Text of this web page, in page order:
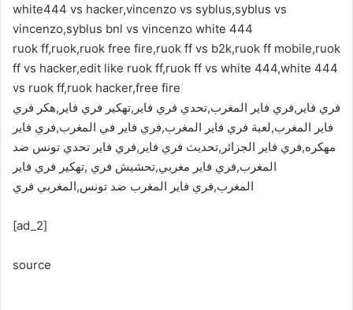
white444 vs hacker,vincenzo vs syblus,syblus vs
vincenzo,syblus bnl vs vincenzo white 444
ruok ff,ruok,ruok free fire,ruok ff vs b2k,ruok ff mobile,ruok
ff vs hacker,edit like ruok ff,ruok ff vs white 444,white 444
vs ruok ff,ruok hacker,free fire
فري فاير,فري فاير المغرب,تحدي فري فاير,تهكير فري فاير,هكر فري
فاير المغرب,لعبة فري فاير المغرب,فري فاير في المغرب,فري فاير
مهكره,فري فاير الجزائر,تحديث فري فاير,فري فاير تحدي تونس ضد
المغرب,فري فاير مغربي,تحشيش فري ,تهكير فري فاير
المغرب,فري فاير المغرب ضد تونس,المغربي فري
[ad_2]
source